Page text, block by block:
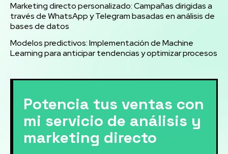
Marketing directo personalizado: Campañas dirigidas a
través de WhatsApp y Telegram basadas en análisis de
bases de datos
Modelos predictivos: Implementación de Machine
Learning para anticipar tendencias y optimizar procesos
Potencia tus ventas con
mi servicio de análisis y
marketing directo